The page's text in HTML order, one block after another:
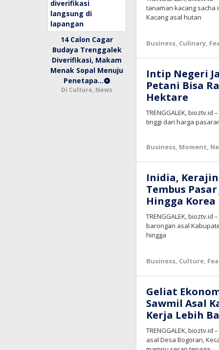
14 Calon Cagar
Budaya Trenggalek
Diverifikasi, Makam
Menak Sopal Menuju
Penetapa…
Di Culture, News
tanaman kacang sacha
Kacang asal hutan
Business, Culinary,
Intip Negeri
Petani Bisa
Hektare
TRENGGALEK,
tinggi dari harga
Business, Moment,
Inidia,
Tembus
Hingga Korea
TRENGGALEK,
barongan asal
hingga
Business, Culture,
Geliat
Sawmil Asal
Kerja Lebih
TRENGGALEK,
asal Desa Bogoran,